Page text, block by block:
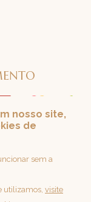
nosso site,
de
sem a
utilizamos, visite